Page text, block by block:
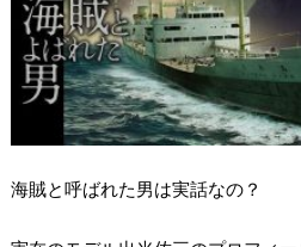
海賊と呼ばれた男は実話なの？